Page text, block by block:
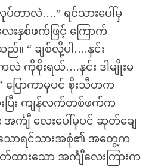
ာလဲ….” ရင်သားပေါ်မှ
စ်ဖက်ဖြင့် ကြောက်
။ “ ချစ်လို့ပါ….နှင်း
ကိုစိုးရယ်….နှင်း ဒါမျိုးမ
ြောကာမှပင် စိုးသီဟက
ပြီး ကျန်လက်တစ်ဖက်က
အင်္ကျီ လေးပေါ်မှပင် ဆုတ်ချေ
သောရင်သားအစုံ၏ အတွေ့က
ထားသော အင်္ကျီလေးကြားက